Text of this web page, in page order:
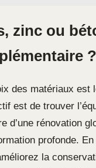
zinc ou
?
des matériaux est
est de trouver
d’une rénovation
profonde.
la